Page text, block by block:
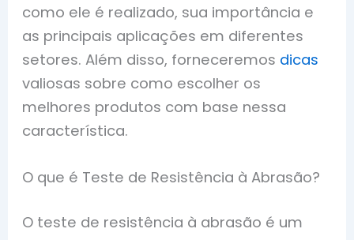
como ele é realizado, sua importância e
as principais aplicações em diferentes
setores. Além disso, forneceremos dicas
valiosas sobre como escolher os
melhores produtos com base nessa
característica.
O que é Teste de Resistência à Abrasão?
O teste de resistência à abrasão é um